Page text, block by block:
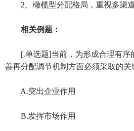
2、橄榄型分配格局，重视多渠道
相关例题：
[.单选题]当前，为形成合理有序
善再分配调节机制方面必须采取的关
A.突出企业作用
B.发挥市场作用